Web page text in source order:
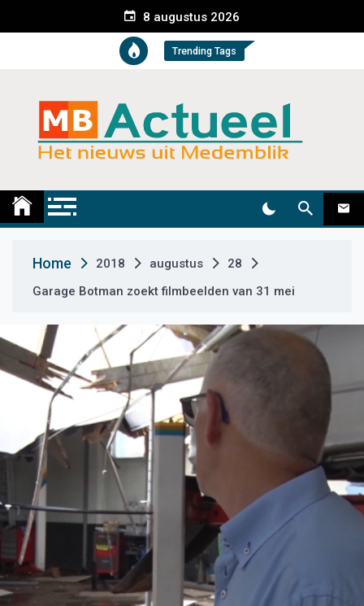
e
t
8 augustus 2026
Trending Tags
Medemblik Actueel
Home 2018 augustus
28
Garage Botman zoekt filmbeelden van 31 mei